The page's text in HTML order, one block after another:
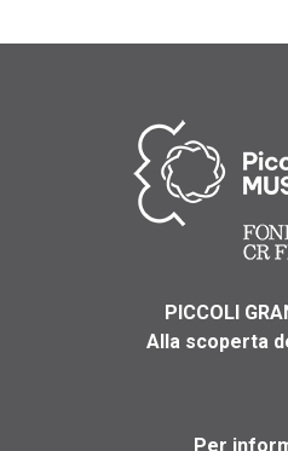
PICCOLI
Alla scoperta
Per